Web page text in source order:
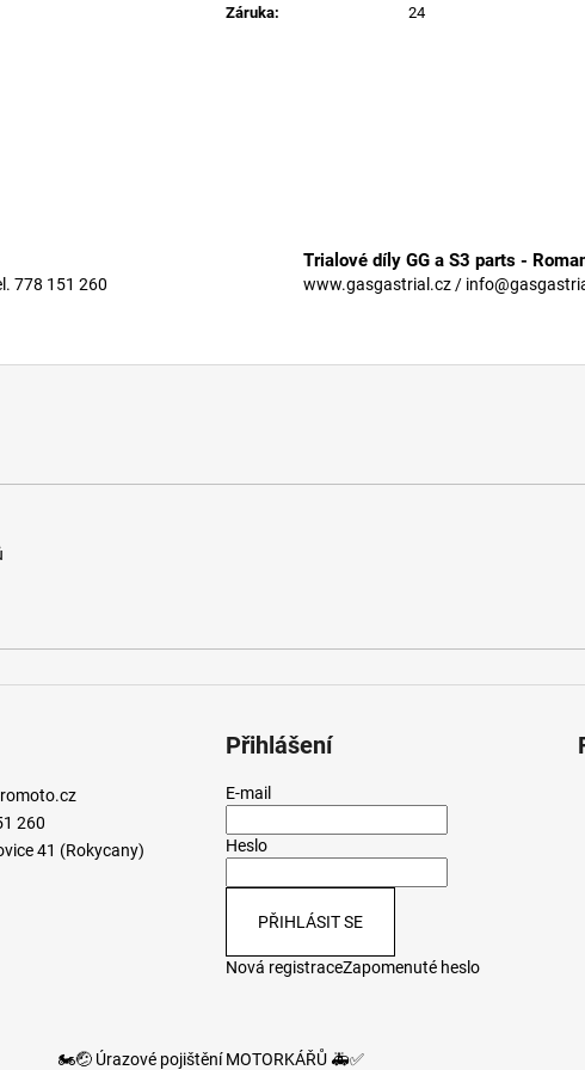
Záruka: 24
778 151 260
Trialové díly GG a S3 parts -
www.gasgastrial.cz /
260
41 (Rokycany)
Přihlášení
E-mail
Heslo
PŘIHLÁSIT SE
Nová registraceZapomenuté heslo
🏍️🤕 Úrazové pojištění MOTORKÁŘŮ 🚑✅